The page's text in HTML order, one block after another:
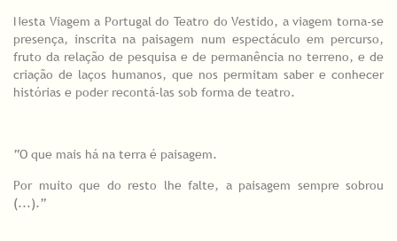
Nesta Viagem a Portugal do Teatro do Vestido, a viagem torna-se
presença, inscrita na paisagem num espectáculo em percurso,
fruto da relação de pesquisa e de permanência no terreno, e de
criação de laços humanos, que nos permitam saber e conhecer
histórias e poder recontá-las sob forma de teatro.
“O que mais há na terra é paisagem.
Por muito que do resto lhe falte, a paisagem sempre sobrou
(...).”